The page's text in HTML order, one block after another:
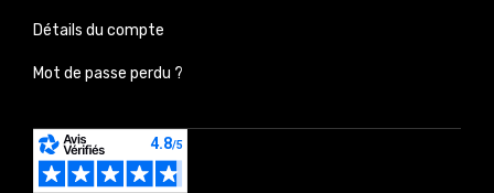
Détails du compte
Mot de passe perdu ?